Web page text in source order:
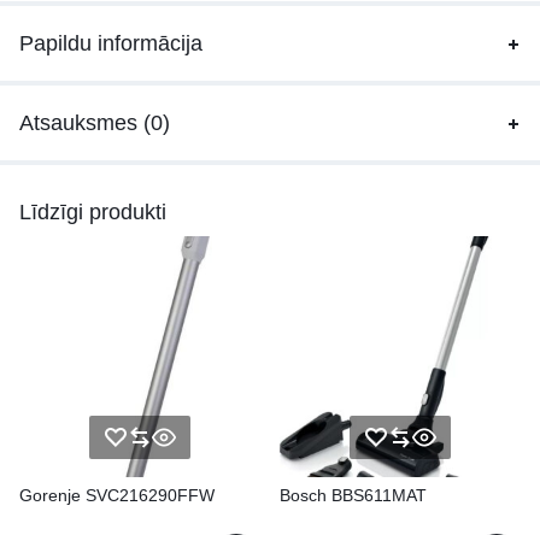
Papildu informācija
Atsauksmes (0)
Līdzīgi produkti
Gorenje SVC216290FFW Bosch BBS611MAT